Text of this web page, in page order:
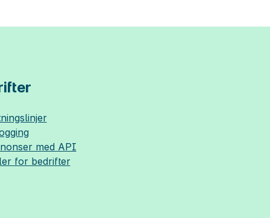
med API
for bedrifter